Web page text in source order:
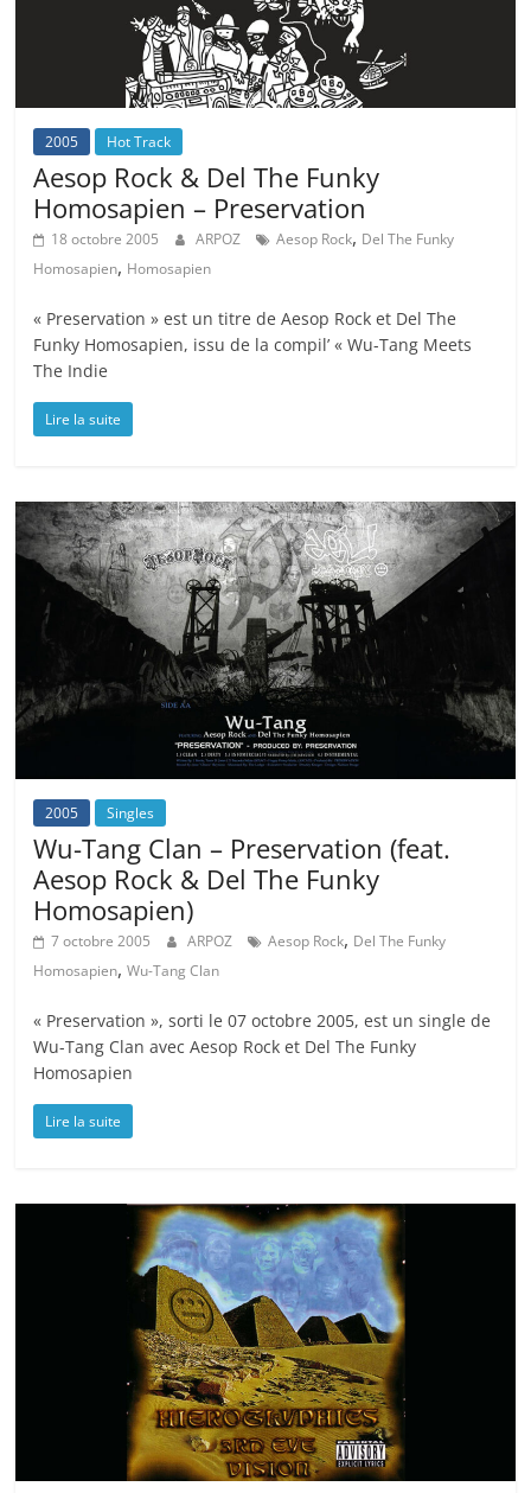
2005 Hot Track
Aesop Rock & Del The Funky
Homosapien – Preservation
18 octobre 2005 ARPOZ Aesop Rock, Del The Funky
Homosapien, Homosapien
« Preservation » est un titre de Aesop Rock et Del The
Funky Homosapien, issu de la compil’ « Wu-Tang Meets
The Indie
Lire la suite
2005 Singles
Wu-Tang Clan – Preservation (feat.
Aesop Rock & Del The Funky
Homosapien)
7 octobre 2005 ARPOZ Aesop Rock, Del The Funky
Homosapien,Wu-Tang Clan
« Preservation », sorti le 07 octobre 2005, est un single de
Wu-Tang Clan avec Aesop Rock et Del The Funky
Homosapien
Lire la suite